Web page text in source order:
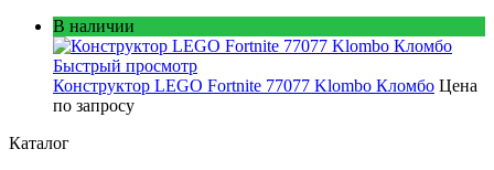
В наличии
Быстрый просмотр
Конструктор LEGO Fortnite 77077 Klombo Кломбо Цена
по запросу
Каталог